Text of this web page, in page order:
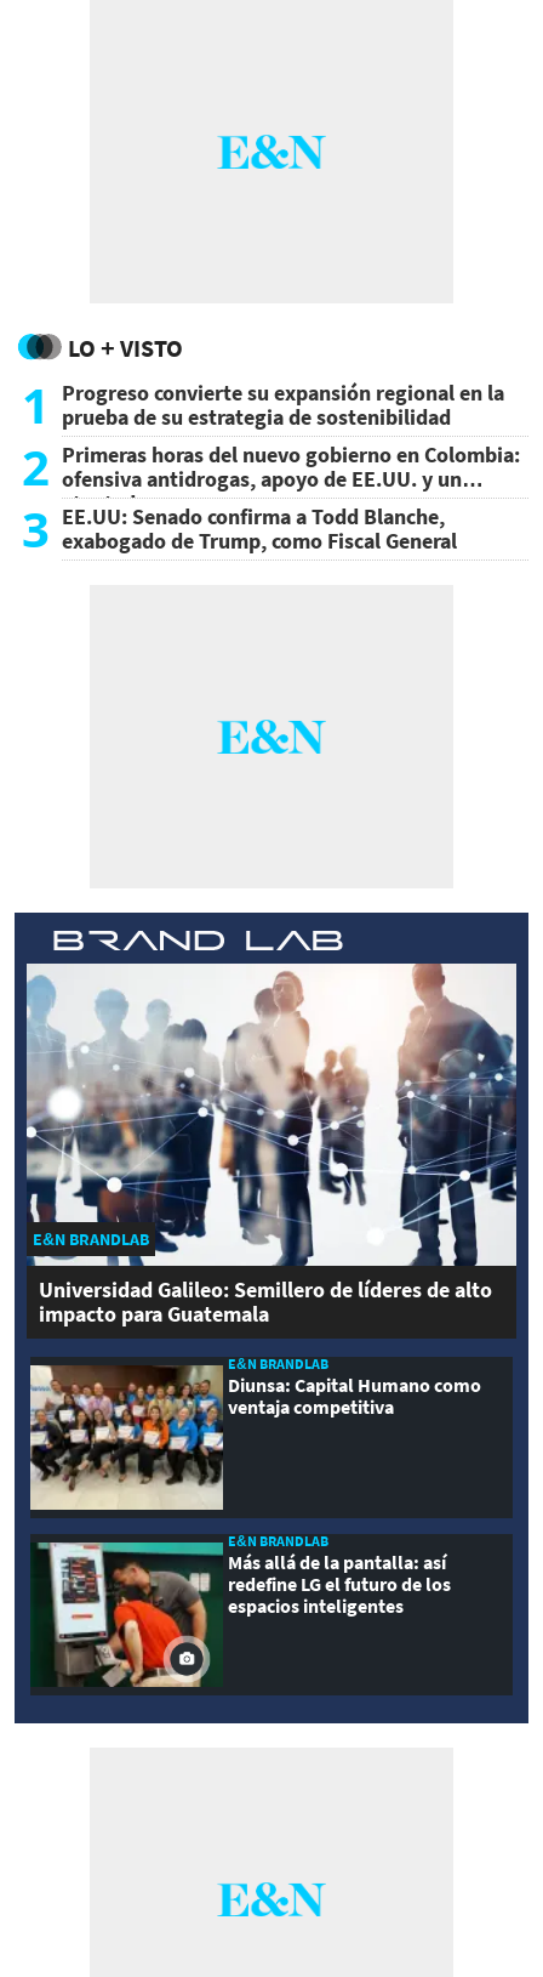
LO + VISTO
1
Progreso convierte su expansión regional en la
prueba de su estrategia de sostenibilidad
2 Primeras horas del nuevo gobierno en Colombia:
ofensiva antidrogas, apoyo de EE.UU. y un
atentado
3 EE.UU: Senado confirma a Todd Blanche,
exabogado de Trump, como Fiscal General
E&N BRANDLAB
Universidad Galileo: Semillero de líderes de alto
impacto para Guatemala
E&N BRANDLAB
Diunsa: Capital Humano como
ventaja competitiva
E&N BRANDLAB
Más allá de la pantalla: así
redefine LG el futuro de los
espacios inteligentes